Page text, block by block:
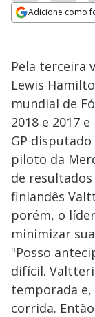
Adicione como
Pela terceira
Lewis
mundial de
2018 e 2017
GP
piloto da
de
finlandês
porém, o
minimizar
"Posso
difícil.
temporada
corrida.